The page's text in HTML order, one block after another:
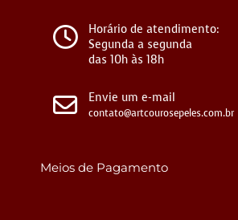
Horário de atendimento:
Segunda a segunda
das 10h às 18h
Envie um e-mail
contato@artcourosepeles.com.br
Meios de Pagamento